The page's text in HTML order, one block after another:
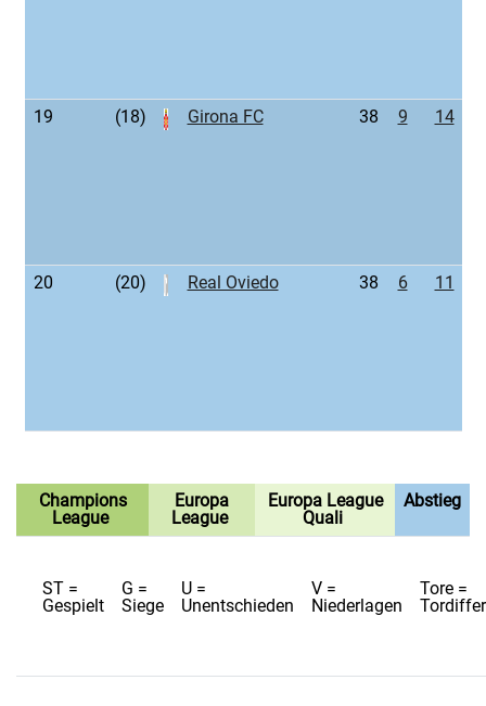
19 (18) Girona FC 38 9 14
20 (20) Real Oviedo 38 6 11
Champions
League
Europa
League
Europa League
Quali
Abstieg
ST =
Gespielt
G =
Siege
U =
Unentschieden
V =
Niederlagen
Tore =